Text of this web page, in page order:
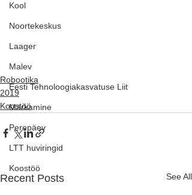
Kool
Noortekeskus
Laager
Malev
Eesti Tehnoloogiakasvatuse Liit
Märkamine
Perepäev
LTT huviringid
Koostöö
Robootika
2019
Koostöö
Recent Posts See All